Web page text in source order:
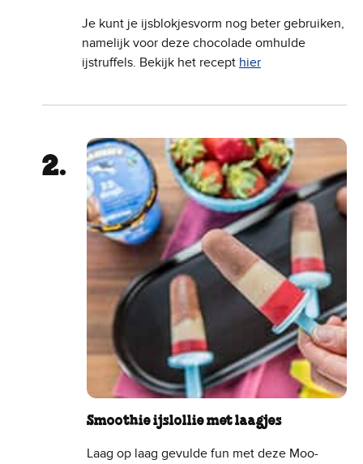
Je kunt je ijsblokjesvorm nog beter gebruiken,
namelijk voor deze chocolade omhulde
ijstruffels. Bekijk het recept hier
Smoothie ijslollie met laagjes
Laag op laag gevulde fun met deze Moo-